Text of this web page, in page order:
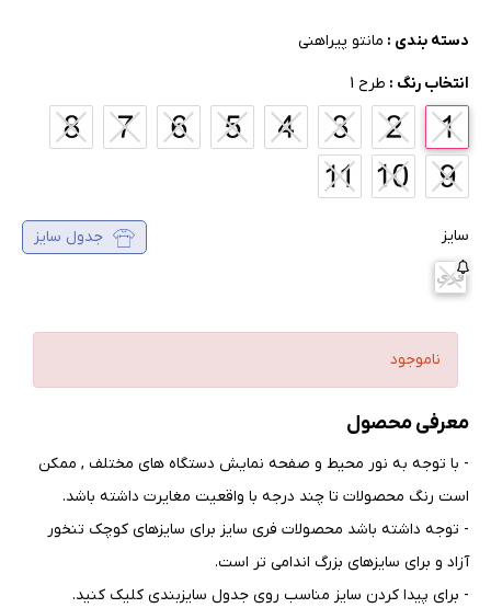
دسته بندی : مانتو پیراهنی
انتخاب رنگ : طرح 1
سایز جدول سایز
فری
ناموجود
معرفی محصول
- با توجه به نور محیط و صفحه نمایش دستگاه های مختلف , ممکن
است رنگ محصولات تا چند درجه با واقعیت مغایرت داشته باشد.
- توجه داشته باشد محصولات فری سایز برای سایزهای کوچک تنخور
آزاد و برای سایزهای بزرگ اندامی تر است.
- برای پیدا کردن سایز مناسب روی جدول سایزبندی کلیک کنید.